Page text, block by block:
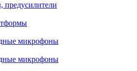
микрофоны
микрофоны